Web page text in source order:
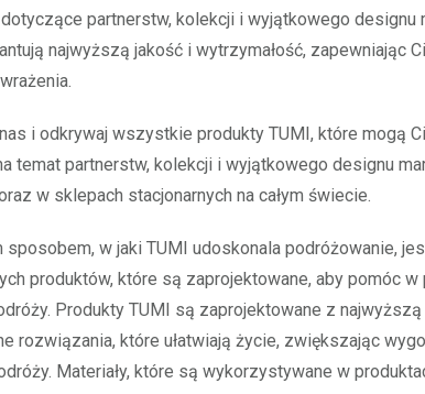
partnerstw, kolekcji i wyjątkowego designu
najwyższą jakość i wytrzymałość, zapewniając
i odkrywaj wszystkie produkty TUMI, które mogą
temat partnerstw, kolekcji i wyjątkowego designu
w sklepach stacjonarnych na całym świecie.
sposobem, w jaki TUMI udoskonala podróżowanie,
produktów, które są zaprojektowane, aby pomóc w
Produkty TUMI są zaprojektowane z
rozwiązania, które ułatwiają życie, zwiększając
Materiały, które są wykorzystywane w